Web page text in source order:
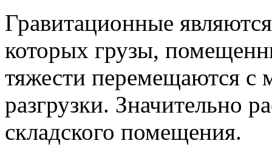
Гравитационные
которых грузы,
тяжести перемещаются с
разгрузки. Значительно
складского помещения.